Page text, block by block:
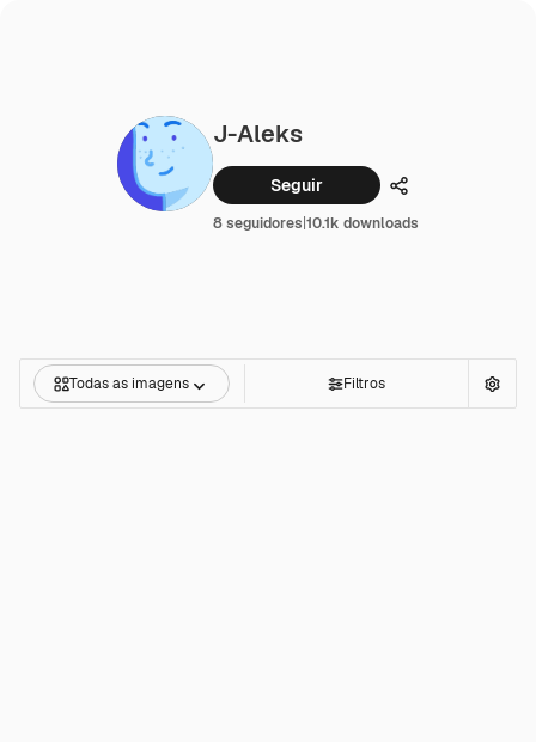
J-Aleks
Seguir Compartilhar
8 seguidores|10.1k downloads
Todas as imagens Filtros